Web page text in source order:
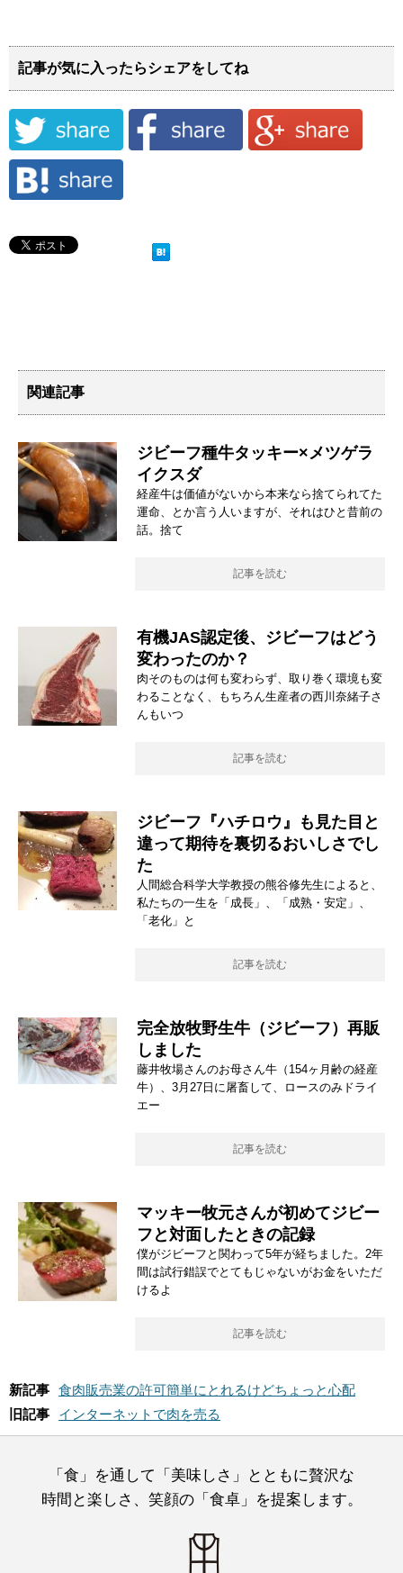
記事が気に入ったらシェアをしてね
関連記事
ジビーフ種牛タッキー×メツゲラ
イクスダ
経産牛は価値がないから本来なら捨てられてた
運命、とか言う人いますが、それはひと昔前の
話。捨て
記事を読む
有機JAS認定後、ジビーフはどう
変わったのか？
肉そのものは何も変わらず、取り巻く環境も変
わることなく、もちろん生産者の西川奈緒子さ
んもいつ
記事を読む
ジビーフ『ハチロウ』も見た目と
違って期待を裏切るおいしさでし
た
人間総合科学大学教授の熊谷修先生によると、
私たちの一生を「成長」、「成熟・安定」、
「老化」と
記事を読む
完全放牧野生牛（ジビーフ）再販
しました
藤井牧場さんのお母さん牛（154ヶ月齢の経産
牛）、3月27日に屠畜して、ロースのみドライ
エー
記事を読む
マッキー牧元さんが初めてジビー
フと対面したときの記録
僕がジビーフと関わって5年が経ちました。2年
間は試行錯誤でとてもじゃないがお金をいただ
けるよ
記事を読む
新記事 食肉販売業の許可簡単にとれるけどちょっと心配
旧記事
インターネットで肉を売る
「食」を通して「美味しさ」とともに贅沢な
時間と楽しさ、笑顔の「食卓」を提案します。